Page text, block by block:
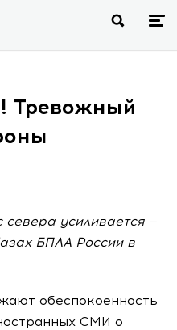
Тревожный
усиливается —
БПЛА России в
обеспокоенность
СМИ о